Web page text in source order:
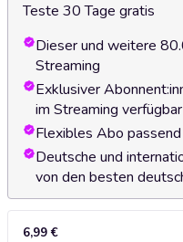
Teste 30 Tage gratis
Dieser und weitere
Streaming
Exklusiver
im Streaming
Flexibles Abo
Deutsche und
von den besten
6,99 €